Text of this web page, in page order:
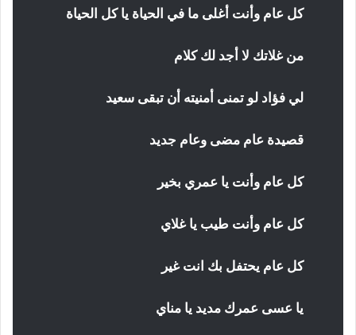
كل عام وأنت أغلى ما في الحياة يا كل الحياة
من غلاتك لا أجد لك كلام
لي فؤاد لو تمنى أمنيته أن تبقى سعيد
قصيدة عام مضى وعام جديد
كل عام وأنت يا عمري بخير
كل عام وأنت طيب يا غلاي
كل عام يحتفل بك انت غير
يا عسى عمرك مديد يا مناي